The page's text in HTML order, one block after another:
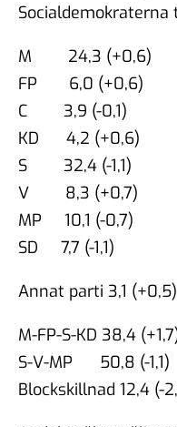
Socialdemokraterna
M 24,3 (+0,6)
FP 6,0 (+0,6)
C 3,9 (-0,1)
KD 4,2 (+0,6)
S 32,4 (-1,1)
V 8,3 (+0,7)
MP 10,1 (-0,7)
SD 7,7 (-1,1)
Annat parti 3,1 (+0,5)
M-FP-S-KD 38,4
S-V-MP 50,8 (-1,1)
Blockskillnad 12,4 (-